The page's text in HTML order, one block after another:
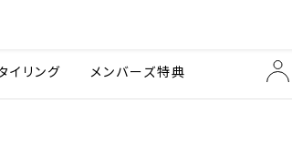
店舗一覧
イリング メンバーズ特典